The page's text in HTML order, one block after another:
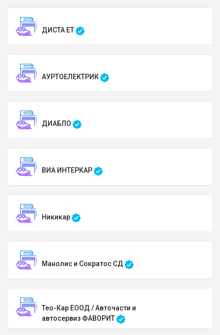
ДИСТА ЕТ
АУРТОЕЛЕКТРИК
ДИАБЛО
ВИА ИНТЕРКАР
Никикар
Манолис и Сократос СД
Тео-Кар ЕООД / Авточасти и
автосервиз ФАВОРИТ